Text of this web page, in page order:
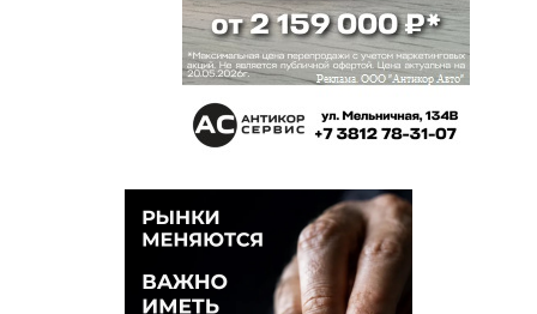
документации и консультации, чтобы говорили?
Хотя, конечно, вертикальная стена вместо валов
крепости- такое себе решение.
Подопытный омич 23 мая 2026 в 22:59:
Не жили красиво и неча начинать. Провинция.
Константин 23 мая 2026 в 21:27:
Что, плаксы, не пустили к кормушке?